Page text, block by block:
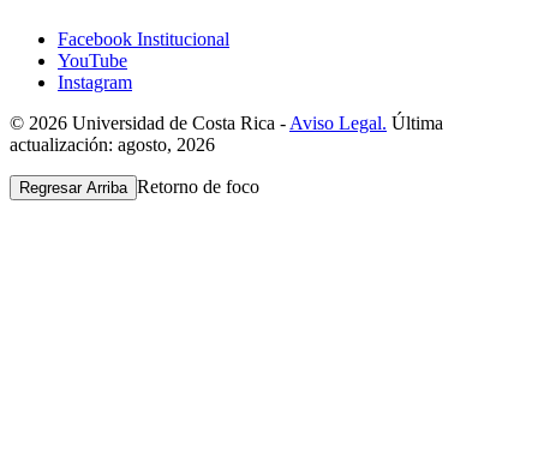
Facebook Institucional
YouTube
Instagram
© 2026 Universidad de Costa Rica - Aviso Legal. Última
actualización: agosto, 2026
Regresar Arriba Retorno de foco